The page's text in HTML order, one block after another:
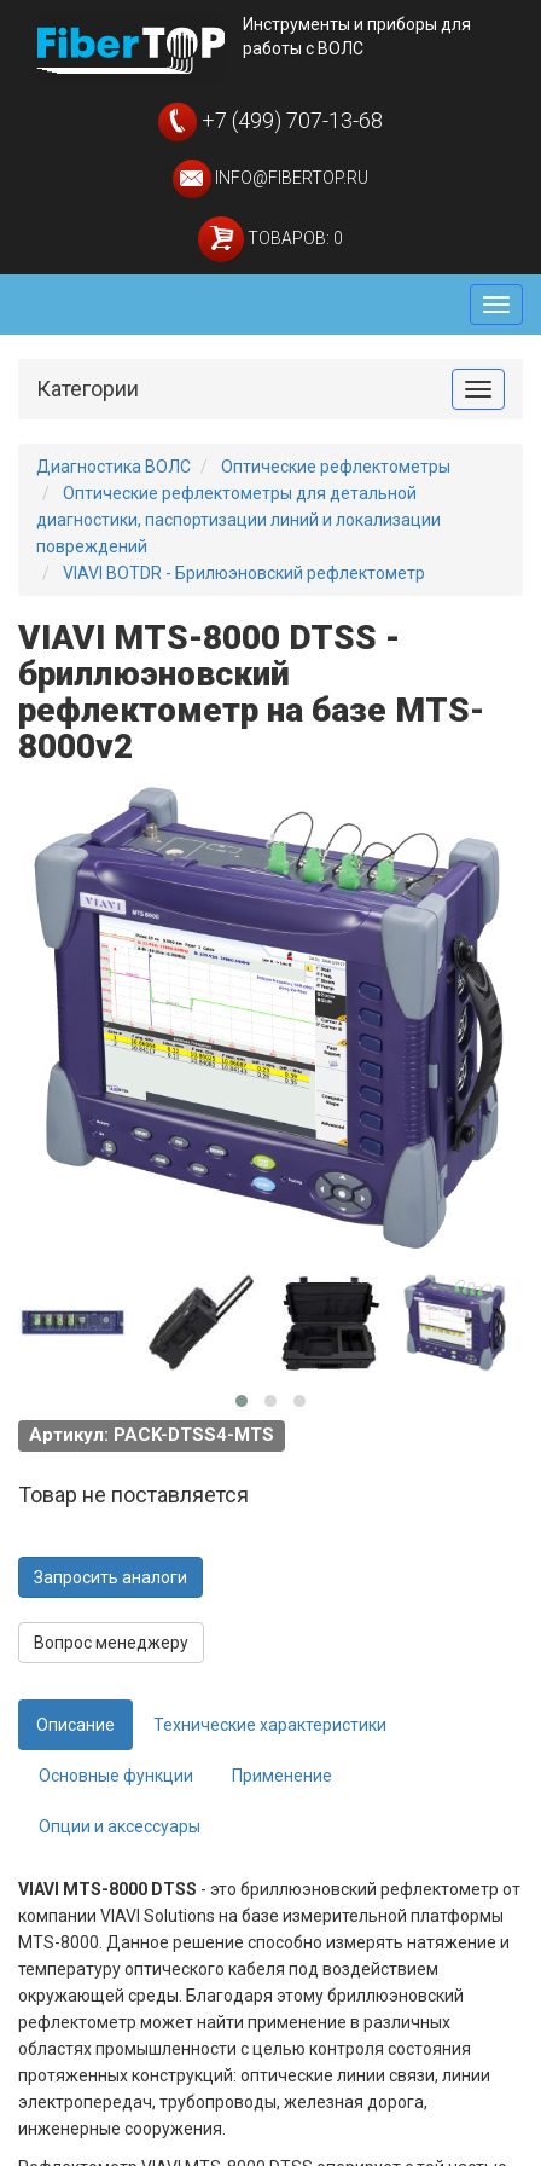
Инструменты и приборы для
работы с ВОЛС
+7 (499) 707-13-68
INFO@FIBERTOP.RU
ТОВАРОВ: 0
Меню
Toggle
Категории
Диагностика ВОЛС
Оптические рефлектометры
Оптические рефлектометры для детальной
диагностики, паспортизации линий и локализации
повреждений
VIAVI BOTDR - Брилюэновский рефлектометр
VIAVI MTS-8000 DTSS -
бриллюэновский
рефлектометр на базе MTS-
8000v2
Артикул: PACK-DTSS4-MTS
Товар не поставляется
Запросить аналоги
Вопрос менеджеру
Описание Технические характеристики
Основные функции Применение
Опции и аксессуары
VIAVI MTS-8000 DTSS - это бриллюэновский рефлектометр от
компании VIAVI Solutions на базе измерительной платформы
MTS-8000. Данное решение способно измерять натяжение и
температуру оптического кабеля под воздействием
окружающей среды. Благодаря этому бриллюэновский
рефлектометр может найти применение в различных
областях промышленности с целью контроля состояния
протяженных конструкций: оптические линии связи, линии
электропередач, трубопроводы, железная дорога,
инженерные сооружения.